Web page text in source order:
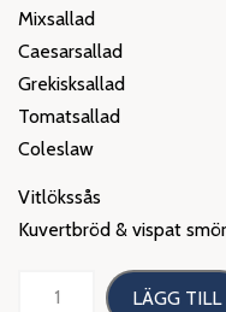
Mixsallad
Caesarsallad
Grekisksallad
Tomatsallad
Coleslaw
Vitlökssås
Kuvertbröd & vispat smör
StudentbufféLÄGG TILL